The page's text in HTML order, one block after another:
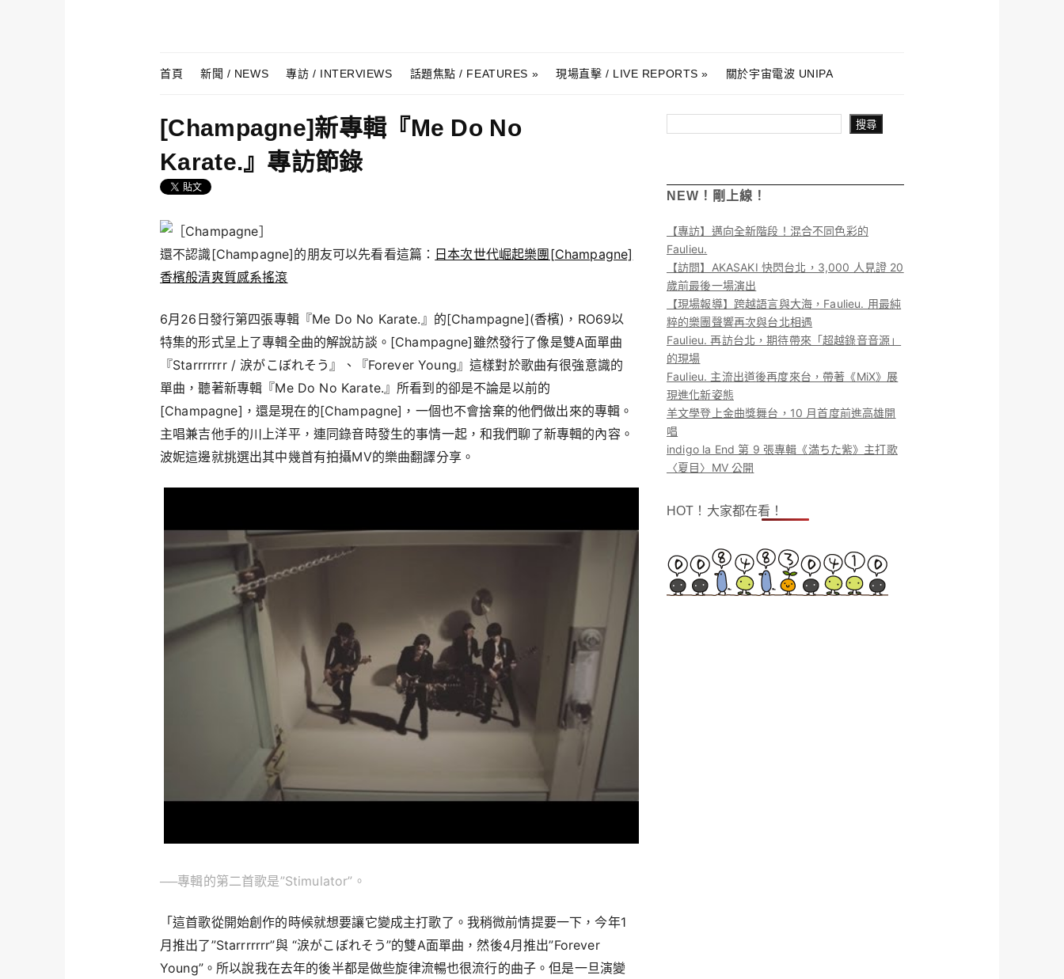
Menu
首頁
新聞 / NEWS 專訪 / INTERVIEWS 話題焦點 / FEATURES 現場直擊 / LIVE REPORTS 關於宇宙電波 UNIPA
[Champagne]新專輯『Me Do No
Karate.』專訪節錄
還不認識[Champagne]的朋友可以先看看這篇： 日本次世代崛起樂團[Champagne]
香檳般清爽質感系搖滾
6月26日發行第四張專輯『Me Do No Karate.』的[Champagne](香檳)，RO69以
特集的形式呈上了專輯全曲的解說訪談。[Champagne]雖然發行了像是雙A面單曲
『Starrrrrrr / 涙がこぼれそう』、『Forever Young』這樣對於歌曲有很強意識的
單曲，聽著新專輯『Me Do No Karate.』所看到的卻是不論是以前的
[Champagne]，還是現在的[Champagne]，一個也不會捨棄的他們做出來的專輯。
主唱兼吉他手的川上洋平，連同錄音時發生的事情一起，和我們聊了新專輯的內容。
波妮這邊就挑選出其中幾首有拍攝MV的樂曲翻譯分享。
──專輯的第二首歌是”Stimulator”。
「這首歌從開始創作的時候就想要讓它變成主打歌了。我稍微前情提要一下，今年1
月推出了”Starrrrrrr”與 “涙がこぼれそう”的雙A面單曲，然後4月推出”Forever
Young”。所以說我在去年的後半都是做些旋律流暢也很流行的曲子。但是一旦演變
搜尋
NEW！剛上線！
【專訪】邁向全新階段！混合不同色彩的
Faulieu.
【訪問】AKASAKI 快閃台北，3,000 人見證 20
歲前最後一場演出
【現場報導】跨越語言與大海，Faulieu. 用最純
粹的樂團聲響再次與台北相遇
Faulieu. 再訪台北，期待帶來「超越錄音音源」
的現場
Faulieu. 主流出道後再度來台，帶著《MiX》展
現進化新姿態
羊文學登上金曲獎舞台，10 月首度前進高雄開
唱
indigo la End 第 9 張專輯《満ちた紫》主打歌
〈夏目〉MV 公開
HOT！大家都在看！